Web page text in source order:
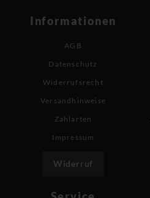
Informationen
AGB
Datenschutz
Widerrufsrecht
Versandhinweise
Zahlarten
Impressum
Widerruf